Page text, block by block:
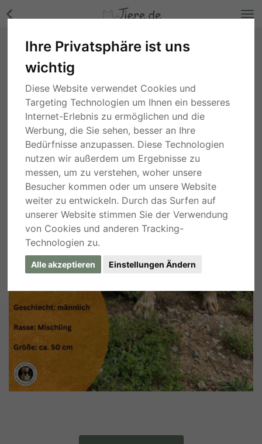
Ihre Privatsphäre ist uns
wichtig
Diese Website verwendet Cookies und
Targeting Technologien um Ihnen ein besseres
Internet-Erlebnis zu ermöglichen und die
Werbung, die Sie sehen, besser an Ihre
Bedürfnisse anzupassen. Diese Technologien
nutzen wir außerdem um Ergebnisse zu
messen, um zu verstehen, woher unsere
Besucher kommen oder um unsere Website
weiter zu entwickeln. Durch das Surfen auf
unserer Website stimmen Sie der Verwendung
von Cookies und anderen Tracking-
Technologien zu.
Alle akzeptieren Einstellungen Ändern
Federico, Mischling - Rüde Bilder
Baden-Württemberg